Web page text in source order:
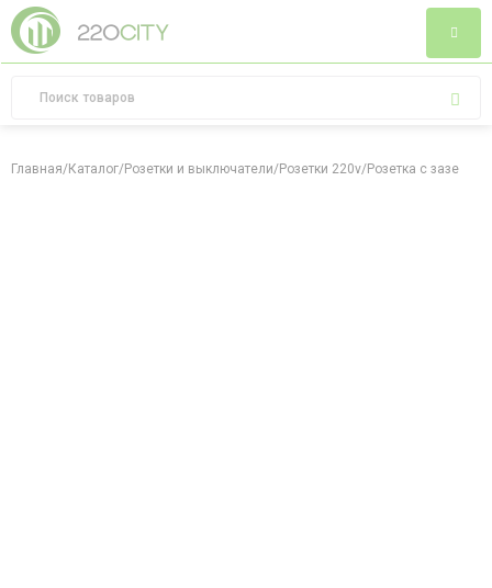
Главная/Каталог/Розетки и выключатели/Розетки 220v/Розетка с